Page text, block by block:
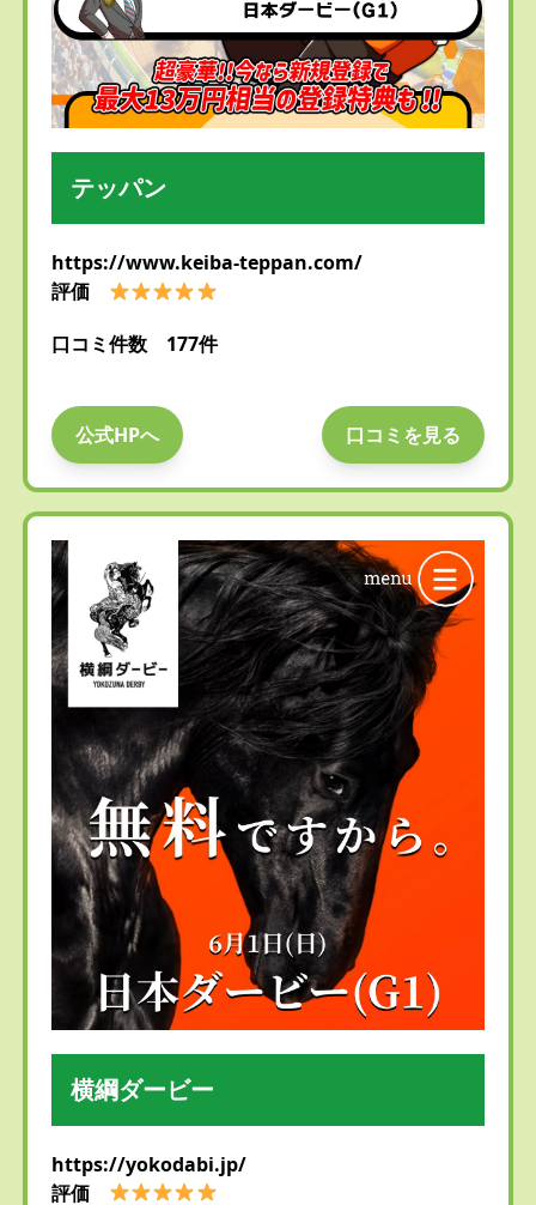
テッパン
https://www.keiba-teppan.com/
評価
口コミ件数 177件
公式HPへ 口コミを見る
横綱ダービー
https://yokodabi.jp/
評価